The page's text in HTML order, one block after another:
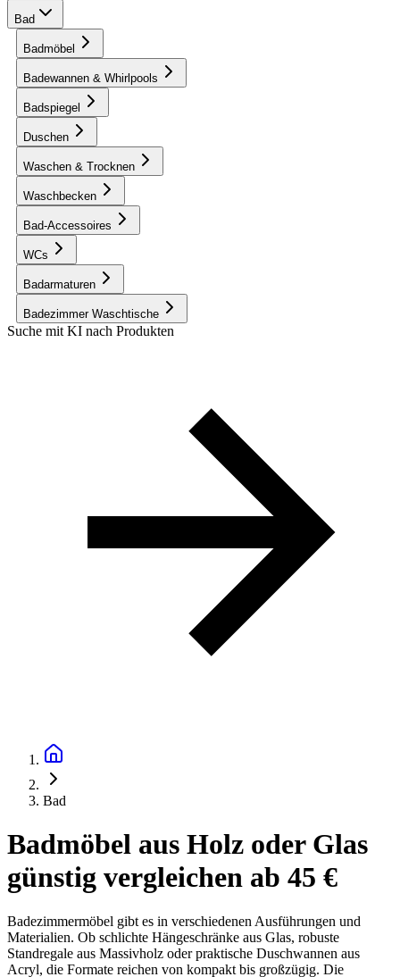
Bad
Badmöbel
Badewannen & Whirlpools
Badspiegel
Duschen
Waschen & Trocknen
Waschbecken
Bad-Accessoires
WCs
Badarmaturen
Badezimmer Waschtische
Suche mit KI nach Produkten
Bad
Badmöbel aus Holz oder Glas
günstig vergleichen ab 45 €
Badezimmermöbel gibt es in verschiedenen Ausführungen und
Materialien. Ob schlichte Hängeschränke aus Glas, robuste
Standregale aus Massivholz oder praktische Duschwannen aus
Acryl, die Formate reichen von kompakt bis großzügig. Die